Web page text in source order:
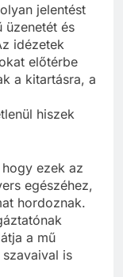
jelentést
üzenetét és
idézetek
előtérbe
a kitartásra, a
hiszek
ezek az
egészéhez,
hordoznak.
a mű
is